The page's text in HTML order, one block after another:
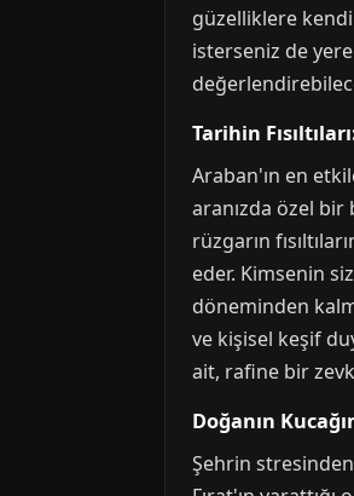
güzelliklere
isterseniz de
Tarihin
Araban'ın en
aranızda özel bir
rüzgarın
eder. Kimsenin
döneminden
ve kişisel keşif
ait, rafine bir
Doğanın
Şehrin